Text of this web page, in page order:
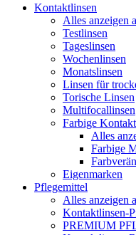
Kontaktlinsen
Alles anzeigen
Testlinsen
Tageslinsen
Wochenlinsen
Monatslinsen
Linsen für
Torische Linsen
Multifocallinsen
Farbige
Alles
Farbige
Eigenmarken
Pflegemittel
Alles anzeigen
Kontaktlinsen-
PREMIUM